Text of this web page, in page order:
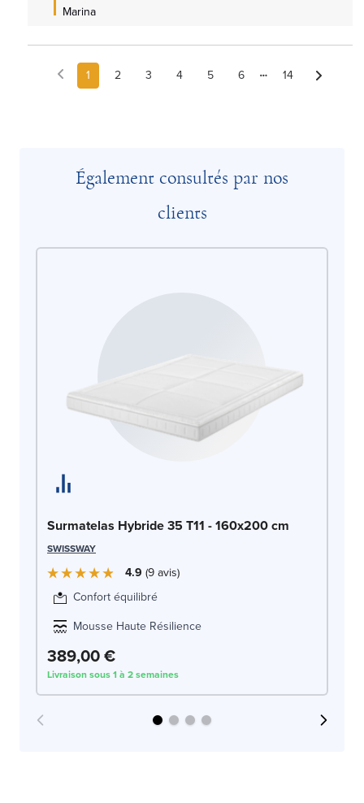
Marina
1 2 3 4 5 6 14
Également consultés par nos
clients
Surmatelas Hybride 35 T11 - 160x200 cm
SWISSWAY
4.9 9avis
Confort équilibré
Mousse Haute Résilience
389,00 €
Livraison sous 1 à 2 semaines